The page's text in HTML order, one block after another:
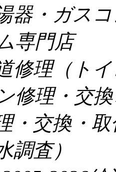
器・ガス
専門店
修理（ト
修理・交
・交換・
調査）